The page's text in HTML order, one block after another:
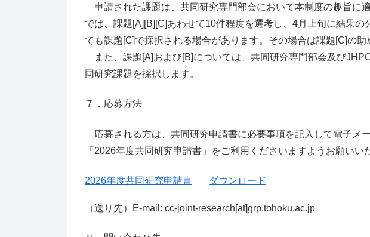
申請された課題は、共同研究専門部会において本制度の趣旨に
では、課題[A][B][C]あわせて10件程度を選考し、4月上旬に結果
ても課題[C]で採択される場合があります。その場合は課題[C]の助
また、課題[A]および[B]については、共同研究専門部会及び
同研究課題を採択します。
７．応募方法
応募される方は、共同研究申請書に必要事項を記入して電子メ
「2026年度共同研究申請書」をご利用くださいますようお願いい
2026年度共同研究申請書 ダウンロード
（送り先）E-mail: cc-joint-research[at]grp.tohoku.ac.jp